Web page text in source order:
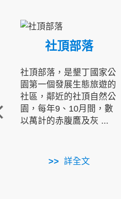
社頂部落
社頂部落，是墾丁國家公
園第一個發展生態旅遊的
社區，鄰近的社頂自然公
園，每年9、10月間，數
以萬計的赤腹鷹及灰 ...
詳全文